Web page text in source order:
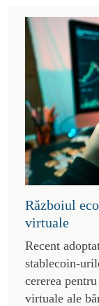
Războiul
virtuale
Recent
stablecoin-
cererea
virtuale ale